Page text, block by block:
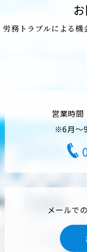
労務トラブルによる
営業時間
※6月～
メールで